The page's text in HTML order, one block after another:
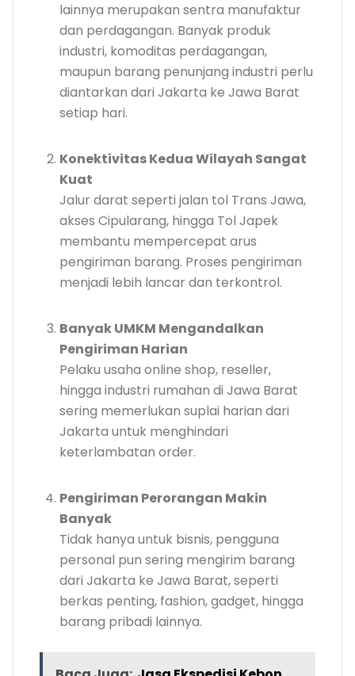
lainnya merupakan sentra manufaktur
dan perdagangan. Banyak produk
industri, komoditas perdagangan,
maupun barang penunjang industri perlu
diantarkan dari Jakarta ke Jawa Barat
setiap hari.
Konektivitas Kedua Wilayah Sangat
Kuat
Jalur darat seperti jalan tol Trans Jawa,
akses Cipularang, hingga Tol Japek
membantu mempercepat arus
pengiriman barang. Proses pengiriman
menjadi lebih lancar dan terkontrol.
Banyak UMKM Mengandalkan
Pengiriman Harian
Pelaku usaha online shop, reseller,
hingga industri rumahan di Jawa Barat
sering memerlukan suplai harian dari
Jakarta untuk menghindari
keterlambatan order.
Pengiriman Perorangan Makin
Banyak
Tidak hanya untuk bisnis, pengguna
personal pun sering mengirim barang
dari Jakarta ke Jawa Barat, seperti
berkas penting, fashion, gadget, hingga
barang pribadi lainnya.